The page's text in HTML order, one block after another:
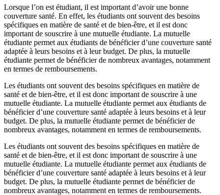
Lorsque l’on est étudiant, il est important d’avoir une bonne
couverture santé. En effet, les étudiants ont souvent des besoins
spécifiques en matière de santé et de bien-être, et il est donc
important de souscrire à une mutuelle étudiante. La mutuelle
étudiante permet aux étudiants de bénéficier d’une couverture santé
adaptée à leurs besoins et à leur budget. De plus, la mutuelle
étudiante permet de bénéficier de nombreux avantages, notamment
en termes de remboursements.
Les étudiants ont souvent des besoins spécifiques en matière de
santé et de bien-être, et il est donc important de souscrire à une
mutuelle étudiante. La mutuelle étudiante permet aux étudiants de
bénéficier d’une couverture santé adaptée à leurs besoins et à leur
budget. De plus, la mutuelle étudiante permet de bénéficier de
nombreux avantages, notamment en termes de remboursements.
Les étudiants ont souvent des besoins spécifiques en matière de
santé et de bien-être, et il est donc important de souscrire à une
mutuelle étudiante. La mutuelle étudiante permet aux étudiants de
bénéficier d’une couverture santé adaptée à leurs besoins et à leur
budget. De plus, la mutuelle étudiante permet de bénéficier de
nombreux avantages, notamment en termes de remboursements.